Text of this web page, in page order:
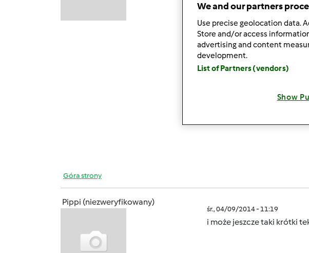
estetetyczną stronę
naturalny wygląd potraw.
Mam nadzieję, że nikogo
Zainteresowanym
Góra strony
Pippi (niezweryfikowany)
śr., 04/09/2014 - 11:19
i może jeszcze taki krótki
We and our partners
Use precise geolocation data.
Store and/or access
advertising and content
development.
List of Partners (vendors)
Show